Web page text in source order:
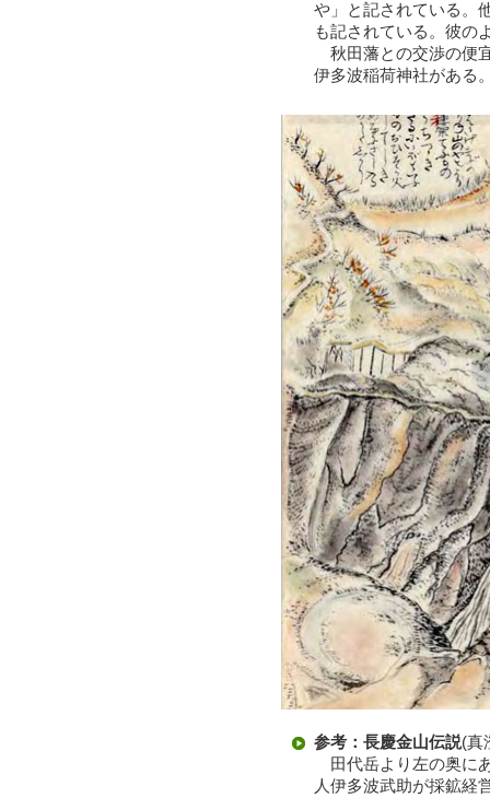
や」と記されている。
も記されている。彼の
秋田藩との交渉の便
伊多波稲荷神社がある
参考：長慶金山伝説(真
田代岳より左の奥に
人伊多波武助が採鉱経